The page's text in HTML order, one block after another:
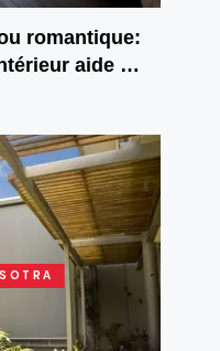
romantique:
aide à